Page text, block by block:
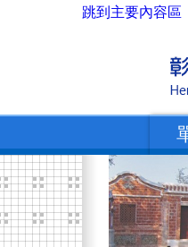
跳到主要內容區